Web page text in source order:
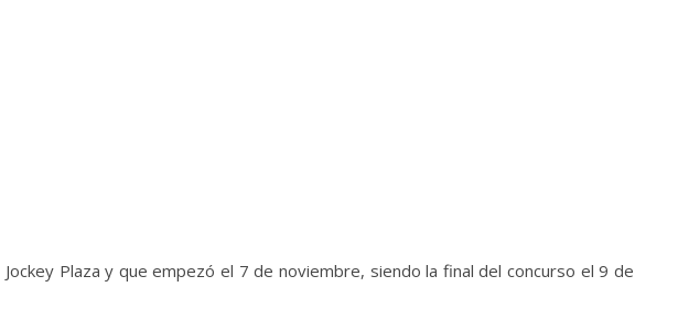
Plaza y que empezó el 7 de noviembre, siendo la final del concurso el 9 de